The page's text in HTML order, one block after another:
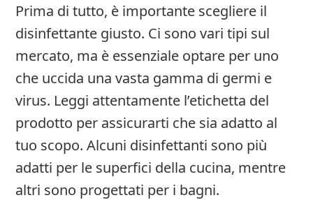
Prima di tutto, è importante scegliere il
disinfettante giusto. Ci sono vari tipi sul
mercato, ma è essenziale optare per uno
che uccida una vasta gamma di germi e
virus. Leggi attentamente l’etichetta del
prodotto per assicurarti che sia adatto al
tuo scopo. Alcuni disinfettanti sono più
adatti per le superfici della cucina, mentre
altri sono progettati per i bagni.